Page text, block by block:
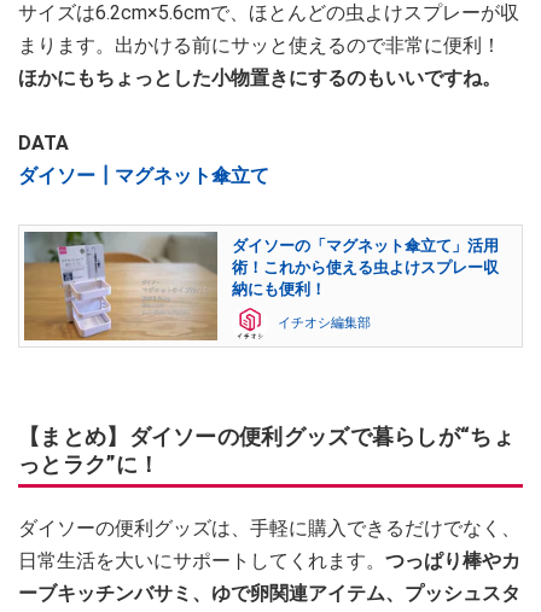
サイズは6.2cm×5.6cmで、ほとんどの虫よけスプレーが収
まります。出かける前にサッと使えるので非常に便利！
ほかにもちょっとした小物置きにするのもいいですね。
DATA
ダイソー┃マグネット傘立て
ダイソーの「マグネット傘立て」活用
術！これから使える虫よけスプレー収
納にも便利！
イチオシ編集部
【まとめ】ダイソーの便利グッズで暮らしが“ちょ
っとラク”に！
ダイソーの便利グッズは、手軽に購入できるだけでなく、
日常生活を大いにサポートしてくれます。 つっぱり棒やカ
ーブキッチンバサミ、ゆで卵関連アイテム、プッシュスタ